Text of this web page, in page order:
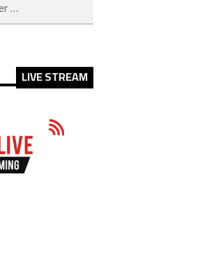
LIVE STREAM